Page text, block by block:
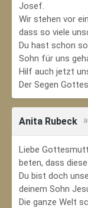
Josef.
Wir stehen vor
dass so viele
Du hast schon
Sohn für uns
Hilf auch jetzt
Der Segen
Anita Rubeck
Liebe
beten, dass
Du bist doch
deinem Sohn
Die ganze Welt